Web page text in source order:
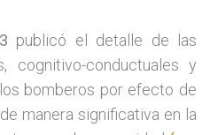
publicó el detalle de las
cognitivo-conductuales y
bomberos por efecto de
manera significativa en la